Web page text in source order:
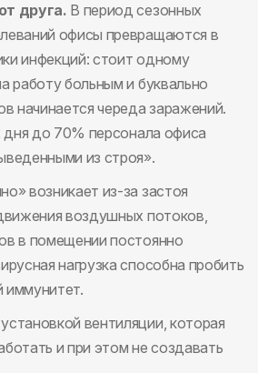
друга. В период сезонных
офисы превращаются в
инфекций: стоит одному
работу больным и буквально
начинается череда заражений.
дня до 70% персонала офиса
из строя».
возникает из-за застоя
воздушных потоков,
в помещении постоянно
нагрузка способна пробить
вентиляции, которая
и при этом не создавать